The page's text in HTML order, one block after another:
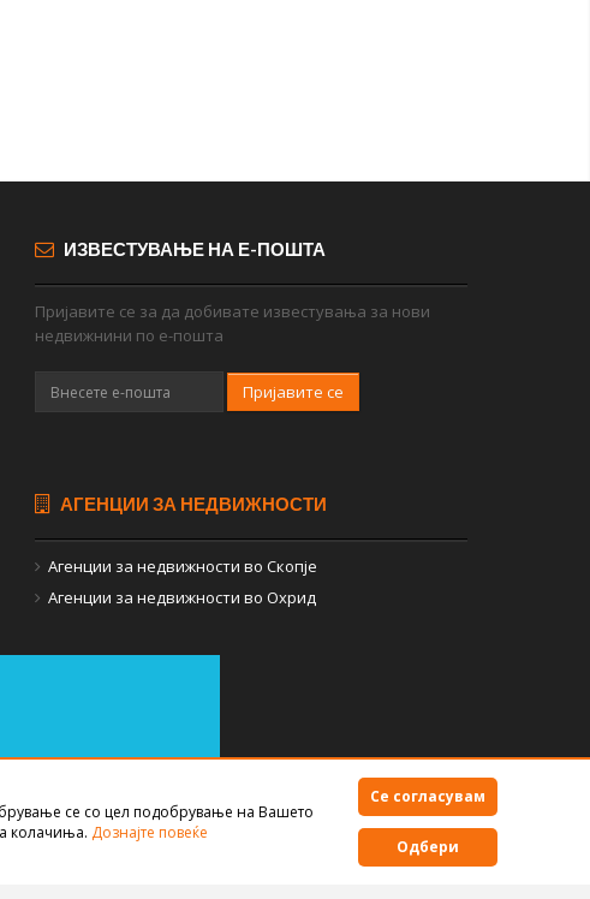
ИЗВЕСТУВАЊЕ НА Е-ПОШТА
Пријавите се за да добивате известувања за нови
недвижнини по е-пошта
Пријавите се
АГЕНЦИИ ЗА НЕДВИЖНОСТИ
Агенции за недвижности во Скопје
Агенции за недвижности во Охрид
Правила за користење
се со цел подобрување на Вашето
колачиња. Дознајте повеќе
Се согласувам
Одбери